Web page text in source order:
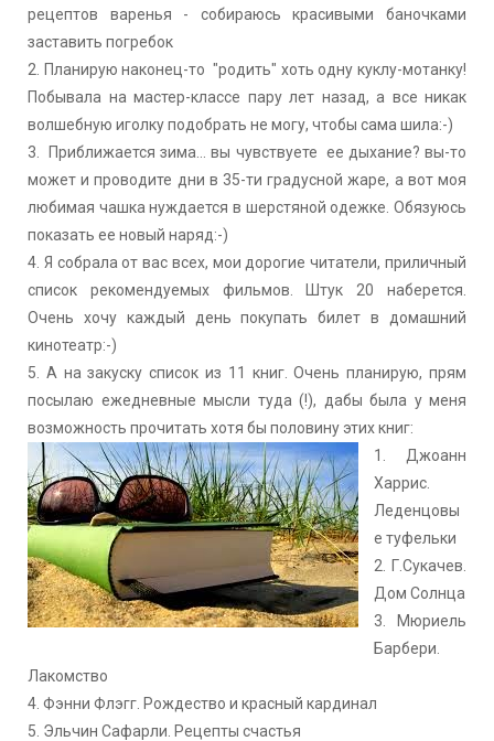
рецептов варенья - собираюсь красивыми баночками
заставить погребок
2. Планирую наконец-то "родить" хоть одну куклу-мотанку!
Побывала на мастер-классе пару лет назад, а все никак
волшебную иголку подобрать не могу, чтобы сама шила:-)
3. Приближается зима... вы чувствуете ее дыхание? вы-то
может и проводите дни в 35-ти градусной жаре, а вот моя
любимая чашка нуждается в шерстяной одежке. Обязуюсь
показать ее новый наряд:-)
4. Я собрала от вас всех, мои дорогие читатели, приличный
список рекомендуемых фильмов. Штук 20 наберется.
Очень хочу каждый день покупать билет в домашний
кинотеатр:-)
5. А на закуску список из 11 книг. Очень планирую, прям
посылаю ежедневные мысли туда (!), дабы была у меня
возможность прочитать хотя бы половину этих книг:
1. Джоанн
Харрис.
Леденцовы
е туфельки
2. Г.Сукачев.
Дом Солнца
3. Мюриель
Барбери.
Лакомство
4. Фэнни Флэгг. Рождество и красный кардинал
5. Эльчин Сафарли. Рецепты счастья